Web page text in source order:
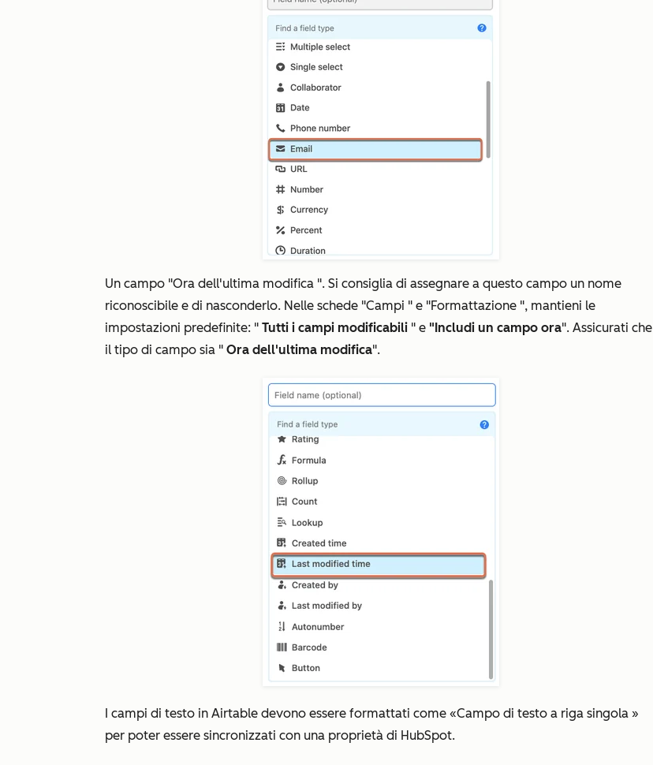
Un campo "Ora dell'ultima modifica ". Si consiglia di assegnare a questo campo un nome
riconoscibile e di nasconderlo. Nelle schede "Campi " e "Formattazione ", mantieni le
impostazioni predefinite: " Tutti i campi modificabili " e "Includi un campo ora". Assicurati che
il tipo di campo sia " Ora dell'ultima modifica".
I campi di testo in Airtable devono essere formattati come «Campo di testo a riga singola »
per poter essere sincronizzati con una proprietà di HubSpot.